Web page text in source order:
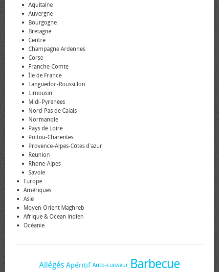
Aquitaine
Auvergne
Bourgogne
Bretagne
Centre
Champagne Ardennes
Corse
Franche-Comté
Île de France
Languedoc-Roussillon
Limousin
Midi-Pyrénées
Nord-Pas de Calais
Normandie
Pays de Loire
Poitou-Charentes
Provence-Alpes-Côtes d'azur
Réunion
Rhône-Alpes
Savoie
Europe
Amériques
Asie
Moyen-Orient Maghreb
Afrique & Océan indien
Océanie
Allégés Apéritif Auto-cuisseur Barbecue